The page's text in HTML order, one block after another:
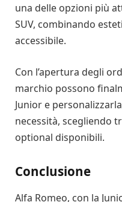
una delle opzioni più
SUV, combinando
accessibile.
Con l’apertura degli
marchio possono
Junior e
necessità, scegliendo
optional disponibili.
Conclusione
Alfa Romeo, con la